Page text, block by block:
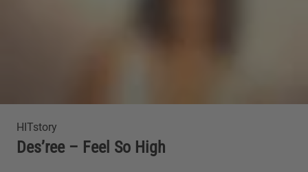
HITstory
Des’ree – Feel So High